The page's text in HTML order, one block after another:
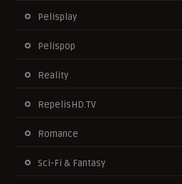
Pelisplay
Pelispop
Reality
RepelisHD.TV
Romance
Sci-Fi & Fantasy